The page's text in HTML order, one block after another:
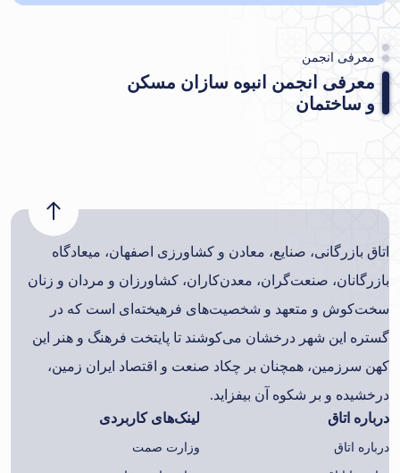
معرفی انجمن
معرفی انجمن انبوه سازان مسکن
و ساختمان
اتاق بازرگانی، صنایع، معادن و کشاورزی اصفهان، میعادگاه
بازرگانان، صنعت‌گران، معدن‌کاران، کشاورزان و مردان و زنان
سخت‌کوش و متعهد و شخصیت‌های فرهیخته‌ای است که در
گستره این شهر درخشان می‌کوشند تا پایتخت فرهنگ و هنر این
کهن سرزمین، همچنان بر چکاد صنعت و اقتصاد ایران زمین،
درخشیده و بر شکوه آن بیفزاید.
درباره اتاق
درباره اتاق
لینک‌های کاربردی
وزارت صمت